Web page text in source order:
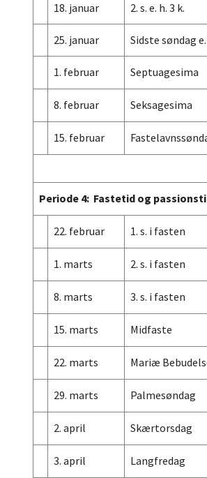
18. januar 2. s. e. h. 3 k.
25. januar Sidste søndag e.
1. februar Septuagesima
8. februar Seksagesima
15. februar
Periode 4: Fastetid og
22. februar 1. s. i fasten
1. marts 2. s. i fasten
8. marts 3. s. i fasten
15. marts Midfaste
22. marts Mariæ
29. marts Palmesøndag
2. april Skærtorsdag
3. april Langfredag